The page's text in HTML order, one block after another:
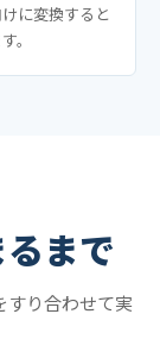
に変換すると
。
まで
すり合わせて実